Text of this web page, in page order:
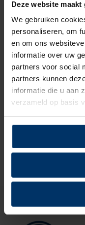
Deze website
We gebruiken
personaliseren, om
en om ons
informatie over uw
partners voor social
partners kunnen
informatie die u aan
verzameld op basis
Beoordelingen
0van5 Gebaseerd
Schrijf je
Er zijn nog geen